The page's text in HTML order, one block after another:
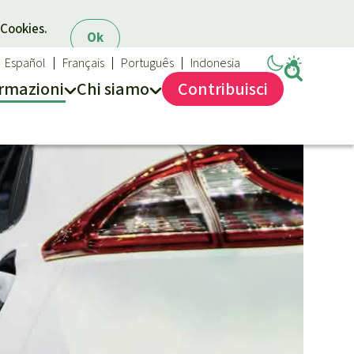
Ok
rmazioni Chi siamo
Salviamo la Foresta
Chi siamo
40 anni di Salviamo la Foresta
Contattaci
Trasparenza
Español Français Português Indonesia
Contribuisci